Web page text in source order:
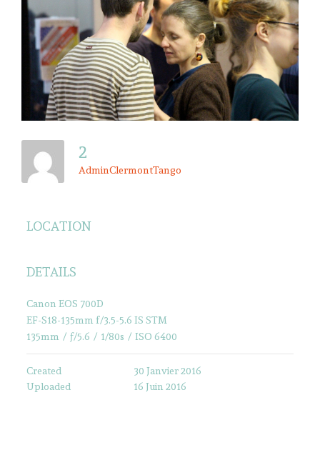
2
AdminClermontTango
LOCATION
DETAILS
Canon EOS 700D
EF-S18-135mm f/3.5-5.6 IS STM
135mm / ƒ/5.6 / 1/80s / ISO 6400
Created
30 Janvier 2016
Uploaded
16 Juin 2016